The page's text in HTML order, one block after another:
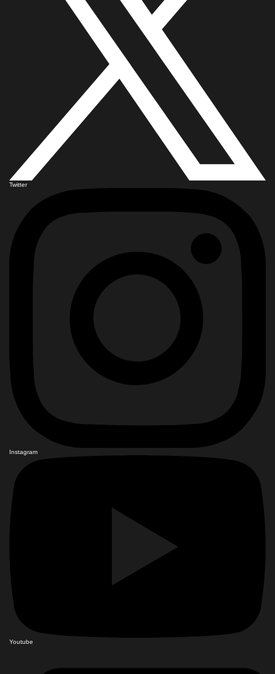
Twitter
Instagram
Youtube